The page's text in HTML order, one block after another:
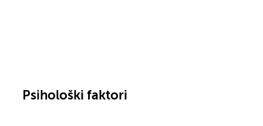
Psihološki faktori